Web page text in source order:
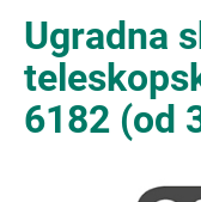
Ugradna
6182 (od